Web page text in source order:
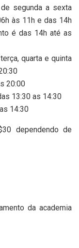
segunda a sexta
às 11h e das 14h
é das 14h até as
quarta e quinta
20:00
13:30 as 14:30
14:30
dependendo de
da academia